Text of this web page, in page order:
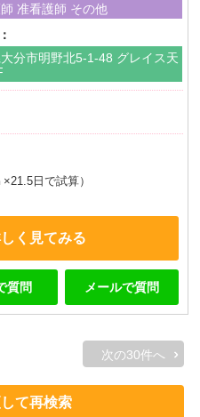
准看護師 その他
分市明野北5-1-48 グレイス天
日で試算）
く見てみる
質問 メールで質問
次の30件へ
て再検索